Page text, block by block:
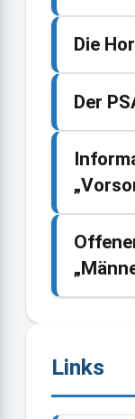
Die
Der
Links